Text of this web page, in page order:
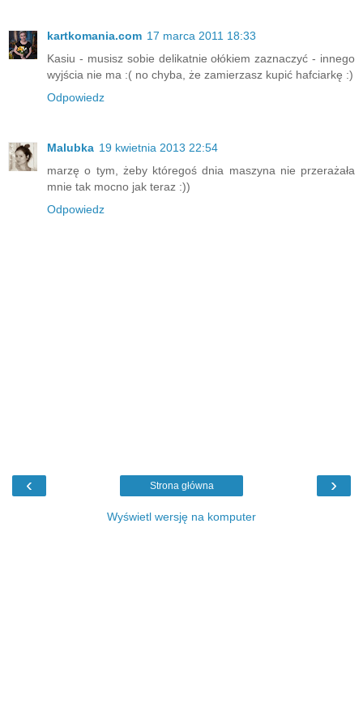
kartkomania.com 17 marca 2011 18:33
Kasiu - musisz sobie delikatnie ołókiem zaznaczyć - innego
wyjścia nie ma :( no chyba, że zamierzasz kupić hafciarkę :)
Odpowiedz
Malubka 19 kwietnia 2013 22:54
marzę o tym, żeby któregoś dnia maszyna nie przerażała
mnie tak mocno jak teraz :))
Odpowiedz
‹ ›
Strona główna
Wyświetl wersję na komputer